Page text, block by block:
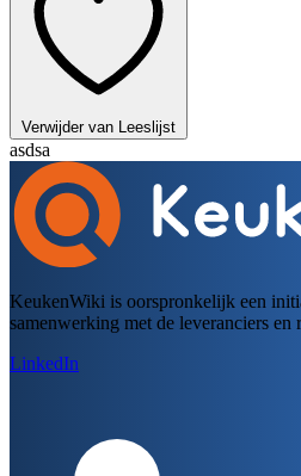
Verwijder van Leeslijst
asdsa
KeukenWiki is oorspronkelijk een
samenwerking met de leveranciers en
LinkedIn